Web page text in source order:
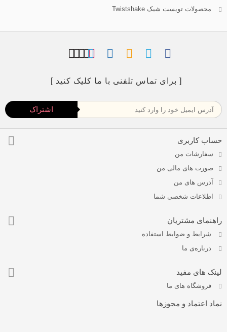
محصولات تویست شیک Twistshake
[ برای تماس تلفنی با ما کلیک کنید ]
اشتراک
حساب کاربری
سفارشات من
صورت های مالی من
آدرس های من
اطلاعات شخصی شما
راهنمای مشتریان
شرايط و ضوابط استفاده
درباره‌ی ما
لینک های مفید
فروشگاه های ما
نماد اعتماد و مجوزها